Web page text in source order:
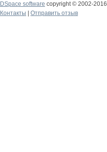
DSpace software copyright © 2002-2016
Контакты
Отправить отзыв